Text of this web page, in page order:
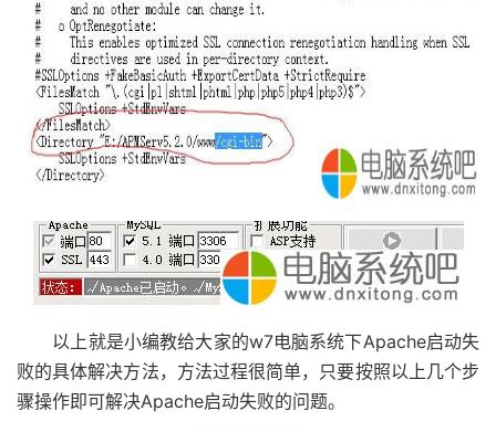
以上就是小编教给大家的w7电脑系统下Apache启动失
败的具体解决方法，方法过程很简单，只要按照以上几个步
骤操作即可解决Apache启动失败的问题。